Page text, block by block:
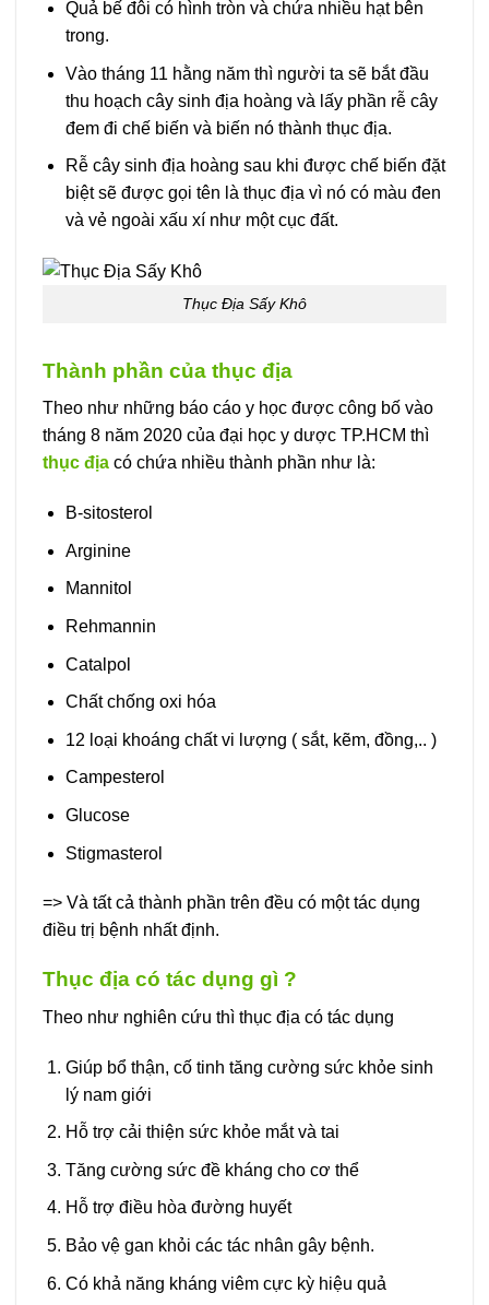
Quả bế đôi có hình tròn và chứa nhiều hạt bên
trong.
Vào tháng 11 hằng năm thì người ta sẽ bắt đầu
thu hoạch cây sinh địa hoàng và lấy phần rễ cây
đem đi chế biến và biến nó thành thục địa.
Rễ cây sinh địa hoàng sau khi được chế biến đặt
biệt sẽ được gọi tên là thục địa vì nó có màu đen
và vẻ ngoài xấu xí như một cục đất.
Thục Địa Sấy Khô
Thành phần của thục địa
Theo như những báo cáo y học được công bố vào
tháng 8 năm 2020 của đại học y dược TP.HCM thì
thục địa có chứa nhiều thành phần như là:
B-sitosterol
Arginine
Mannitol
Rehmannin
Catalpol
Chất chống oxi hóa
12 loại khoáng chất vi lượng ( sắt, kẽm, đồng,.. )
Campesterol
Glucose
Stigmasterol
=> Và tất cả thành phần trên đều có một tác dụng
điều trị bệnh nhất định.
Thục địa có tác dụng gì ?
Theo như nghiên cứu thì thục địa có tác dụng
Giúp bổ thận, cố tinh tăng cường sức khỏe sinh
lý nam giới
Hỗ trợ cải thiện sức khỏe mắt và tai
Tăng cường sức đề kháng cho cơ thể
Hỗ trợ điều hòa đường huyết
Bảo vệ gan khỏi các tác nhân gây bệnh.
Có khả năng kháng viêm cực kỳ hiệu quả